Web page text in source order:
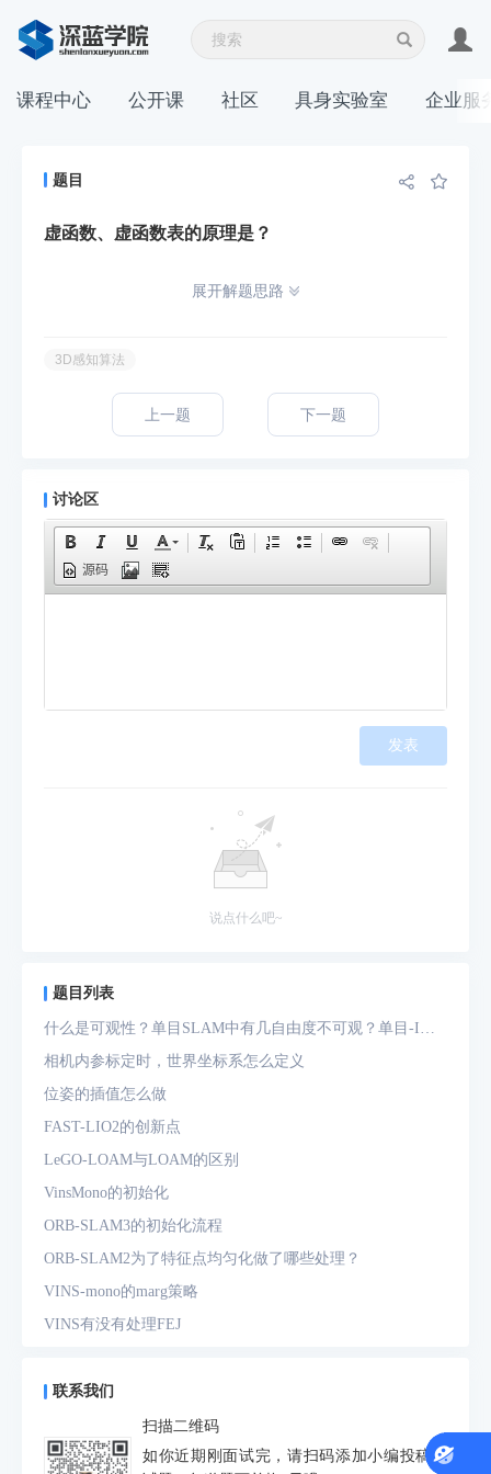
课程中心 公开课 社区 具身实验室 企业服
题目
虚函数、虚函数表的原理是？
展开解题思路
3D感知算法
上一题 下一题
讨论区
源码
发表
说点什么吧~
题目列表
什么是可观性？单目SLAM中有几自由度不可观？单目-IMU
系统中有几自由度不可观？
相机内参标定时，世界坐标系怎么定义
位姿的插值怎么做
FAST-LIO2的创新点
LeGO-LOAM与LOAM的区别
VinsMono的初始化
ORB-SLAM3的初始化流程
ORB-SLAM2为了特征点均匀化做了哪些处理？
VINS-mono的marg策略
VINS有没有处理FEJ
预积分中的bias如何处理
为什么要进行预积分
IMU测量方程是什么？噪声模型是什么？
联系我们
扫描二维码
如你近期刚面试完，请扫码添加小编投稿面